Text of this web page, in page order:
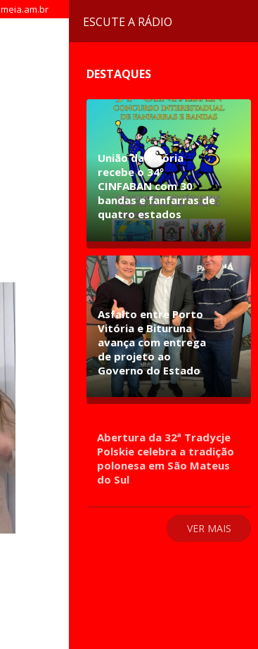
ESCUTE A RÁDIO
DESTAQUES
União da Vitória
recebe o 34º
CINFABAN com 30
bandas e fanfarras de
quatro estados
Asfalto entre Porto
Vitória e Bituruna
avança com entrega
de projeto ao
Governo do Estado
Abertura da 32ª Tradycje
Polskie celebra a tradição
polonesa em São Mateus
do Sul
VER MAIS